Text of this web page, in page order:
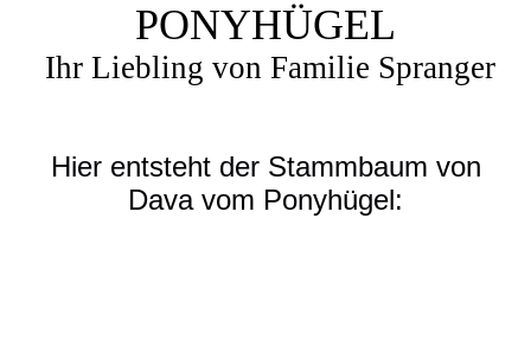
PONYHÜGEL
Ihr Liebling von Familie Spranger
Hier entsteht der Stammbaum von
Dava vom Ponyhügel: